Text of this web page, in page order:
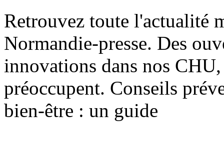
Retrouvez toute l'actualité
Normandie-presse. Des
innovations dans nos
préoccupent. Conseils
bien-être : un guide